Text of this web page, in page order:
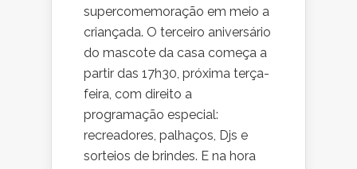
supercomemoração em meio a
criançada. O terceiro aniversário
do mascote da casa começa a
partir das 17h30, próxima terça-
feira, com direito a
programação especial:
recreadores, palhaços, Djs e
sorteios de brindes. E na hora